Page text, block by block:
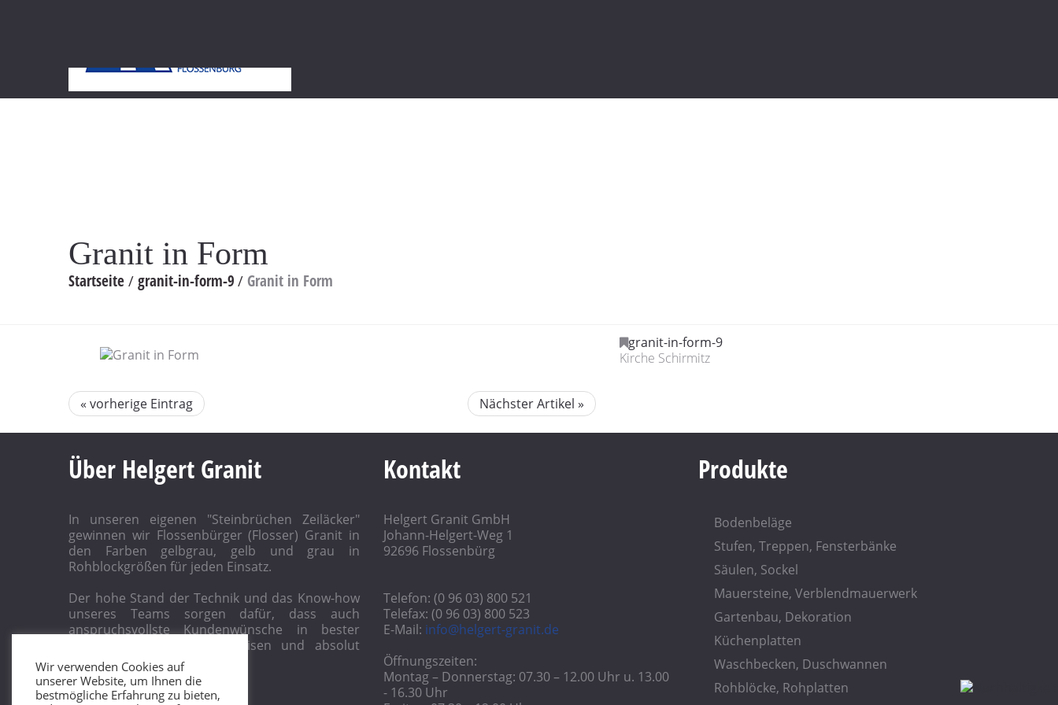
Granit in Form
Startseite granit-in-form-9 Granit in Form
« vorherige Eintrag Nächster Artikel »
granit-in-form-9
Kirche Schirmitz
Über Helgert Granit
In unseren eigenen "Steinbrüchen Zeiläcker"
gewinnen wir Flossenbürger (Flosser) Granit in
den Farben gelbgrau, gelb und grau in
Rohblockgrößen für jeden Einsatz.
Der hohe Stand der Technik und das Know-how
unseres Teams sorgen dafür, dass auch
anspruchsvollste Kundenwünsche in bester
Qualität, zu attraktiven Preisen und absolut
termintreu realisiert werden.
Kontakt
Helgert Granit GmbH
Johann-Helgert-Weg 1
92696 Flossenbürg
Telefon: (0 96 03) 800 521
Telefax: (0 96 03) 800 523
E-Mail: info@helgert-granit.de
Öffnungszeiten:
Montag – Donnerstag: 07.30 – 12.00 Uhr u. 13.00
- 16.30 Uhr
Produkte
Bodenbeläge
Stufen, Treppen, Fensterbänke
Säulen, Sockel
Mauersteine, Verblendmauerwerk
Gartenbau, Dekoration
Küchenplatten
Waschbecken, Duschwannen
Rohblöcke, Rohplatten
Wir verwenden Cookies auf
unserer Website, um Ihnen die
bestmögliche Erfahrung zu bieten,